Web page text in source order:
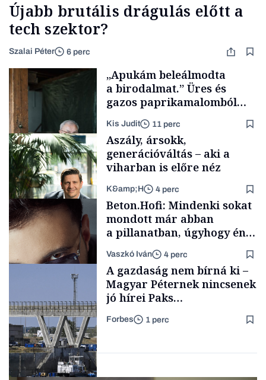
Újabb brutális drágulás előtt a
tech szektor?
Szalai Péter 6 perc
Családi
vállalkozások
„Apukám beleálmodta
a birodalmat.” Üres és
gazos paprikamalomból
lett az igazi családi
fűszersztori
Kis Judit 11 perc
TÁMOGATÓI
Aszály, ársokk,
generációváltás – aki a
viharban is előre néz
K&amp;H 4 perc
Forbes-sztori
Beton.Hofi: Mindenki sokat
mondott már abban
a pillanatban, úgyhogy én
a legsarkosabb
gondolataimat akartam
kimondani
Vaszkó Iván 4 perc
A gazdaság nem bírná ki –
Magyar Péternek nincsenek
jó hírei Paks
újraindításáról
Forbes 1 perc